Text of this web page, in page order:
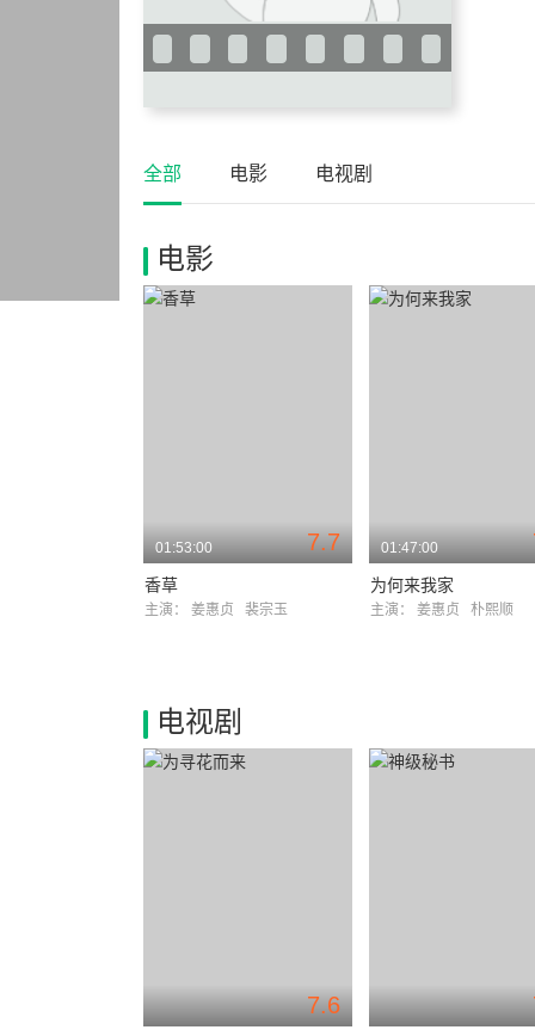
全部 电影 电视剧
电影
7.7
01:53:00
香草
主演： 姜惠贞 裴宗玉
01:47:00
为何来我家
主演： 姜惠贞 朴熙顺
电视剧
7.6